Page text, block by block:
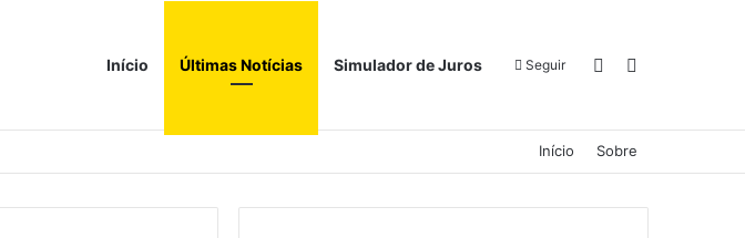
Início Últimas Notícias Simulador de Juros Seguir Switch skin
Início Sobre